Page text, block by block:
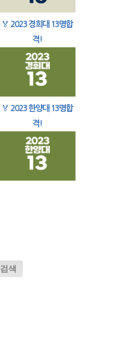
🏅 2023 경희대 13명합
격!
🏅 2023 한양대 13명합
격!
검색